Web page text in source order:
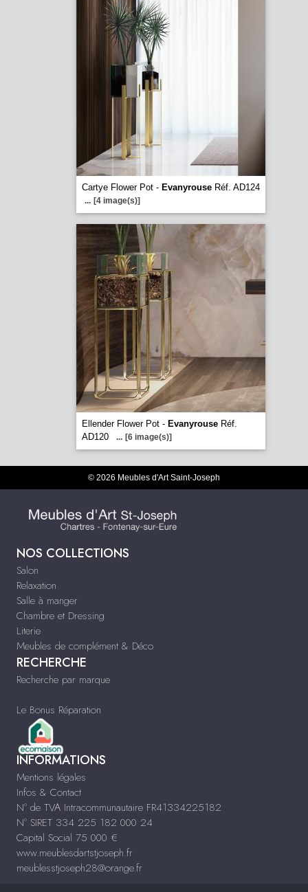
Cartye Flower Pot - EvanyrouseRéf. AD124
... [4 image(s)]
Ellender Flower Pot - EvanyrouseRéf.
AD120
... [6 image(s)]
© 2026 Meubles d'Art Saint-Joseph
NOS COLLECTIONS
Salon
Relaxation
Salle à manger
Chambre et Dressing
Literie
Meubles de complément & Déco
RECHERCHE
Recherche par marque
Le Bonus Réparation
INFORMATIONS
Mentions légales
Infos & Contact
N° de TVA Intracommunautaire FR41334225182
N° SIRET 334 225 182 000 24
Capital Social 75 000 €
www.meublesdartstjoseph.fr
meublesstjoseph28@orange.fr